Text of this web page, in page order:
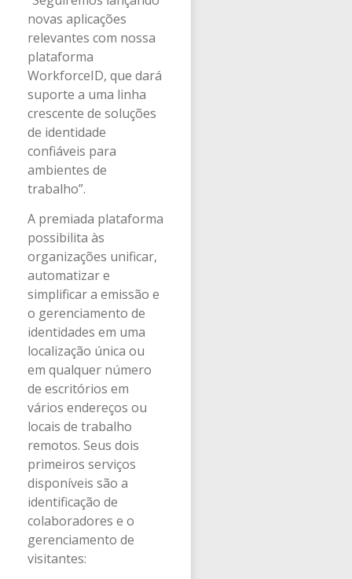
novas aplicações
relevantes com nossa
plataforma
WorkforceID, que dará
suporte a uma linha
crescente de soluções
de identidade
confiáveis para
ambientes de
trabalho”.
A premiada plataforma
possibilita às
organizações unificar,
automatizar e
simplificar a emissão e
o gerenciamento de
identidades em uma
localização única ou
em qualquer número
de escritórios em
vários endereços ou
locais de trabalho
remotos. Seus dois
primeiros serviços
disponíveis são a
identificação de
colaboradores e o
gerenciamento de
visitantes: